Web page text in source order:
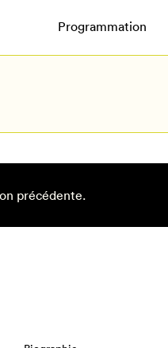
Programmation
précédente.